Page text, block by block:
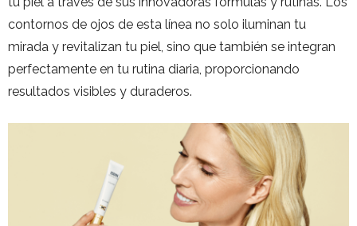
contornos de ojos de esta línea no solo iluminan tu
mirada y revitalizan tu piel, sino que también se integran
perfectamente en tu rutina diaria, proporcionando
resultados visibles y duraderos.